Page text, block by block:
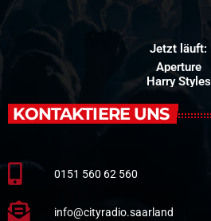
Jetzt läuft:
Aperture
Harry Styles
KONTAKTIERE UNS
0151 560 62 560
info@cityradio.saarland